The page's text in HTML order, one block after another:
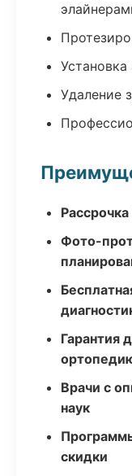
Удаление
Фото-
Гарантия
Врачи с
наук
скидки